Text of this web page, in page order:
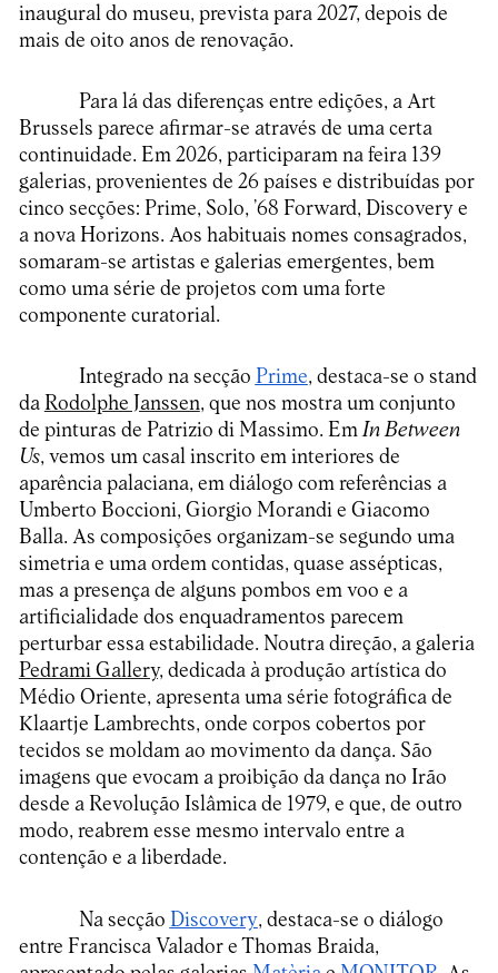
inaugural do museu, prevista para 2027, depois de
mais de oito anos de renovação.
Para lá das diferenças entre edições, a Art
Brussels parece afirmar-se através de uma certa
continuidade. Em 2026, participaram na feira 139
galerias, provenientes de 26 países e distribuídas por
cinco secções: Prime, Solo, ’68 Forward, Discovery e
a nova Horizons. Aos habituais nomes consagrados,
somaram-se artistas e galerias emergentes, bem
como uma série de projetos com uma forte
componente curatorial.
Integrado na secção Prime, destaca-se o stand
da Rodolphe Janssen, que nos mostra um conjunto
de pinturas de Patrizio di Massimo. EmIn Between
Us, vemos um casal inscrito em interiores de
aparência palaciana, em diálogo com referências a
Umberto Boccioni, Giorgio Morandi e Giacomo
Balla. As composições organizam-se segundo uma
simetria e uma ordem contidas, quase assépticas,
mas a presença de alguns pombos em voo e a
artificialidade dos enquadramentos parecem
perturbar essa estabilidade. Noutra direção, a galeria
Pedrami Gallery,dedicada à produção artística do
Médio Oriente, apresenta uma série fotográfica de
Klaartje Lambrechts, onde corpos cobertos por
tecidos se moldam ao movimento da dança. São
imagens que evocam a proibição da dança no Irão
desde a Revolução Islâmica de 1979, e que, de outro
modo, reabrem esse mesmo intervalo entre a
contenção e a liberdade.
Na secção Discovery, destaca-se o diálogo
entre Francisca Valador e Thomas Braida,